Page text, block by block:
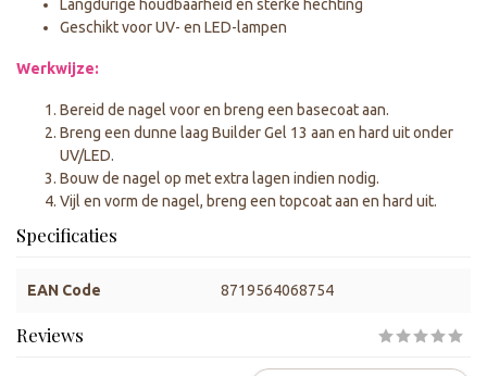
Langdurige houdbaarheid en sterke hechting
Geschikt voor UV- en LED-lampen
Werkwijze:
Bereid de nagel voor en breng een basecoat aan.
Breng een dunne laag Builder Gel 13 aan en hard uit onder
UV/LED.
Bouw de nagel op met extra lagen indien nodig.
Vijl en vorm de nagel, breng een topcoat aan en hard uit.
Specificaties
EAN Code 8719564068754
Reviews